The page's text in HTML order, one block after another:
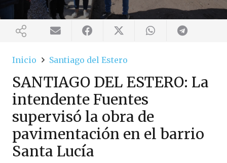
Inicio Santiago del Estero
SANTIAGO DEL ESTERO: La
intendente Fuentes
supervisó la obra de
pavimentación en el barrio
Santa Lucía